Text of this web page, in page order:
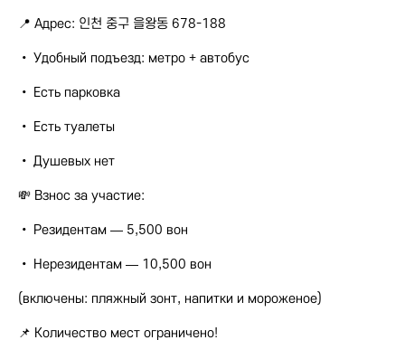
📍 Адрес: 인천 중구 을왕동 678-188
• Удобный подъезд: метро + автобус
• Есть парковка
• Есть туалеты
• Душевых нет
💸 Взнос за участие:
• Резидентам — 5,500 вон
• Нерезидентам — 10,500 вон
(включены: пляжный зонт, напитки и мороженое)
📌 Количество мест ограничено!